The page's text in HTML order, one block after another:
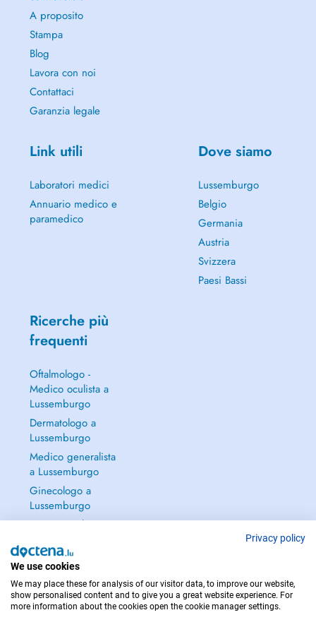
A proposito
Stampa
Blog
Lavora con noi
Contattaci
Garanzia legale
Link utili
Laboratori medici
Annuario medico e
paramedico
Dove siamo
Lussemburgo
Belgio
Germania
Austria
Svizzera
Paesi Bassi
Ricerche più
frequenti
Oftalmologo -
Medico oculista a
Lussemburgo
Dermatologo a
Lussemburgo
Medico generalista
a Lussemburgo
Ginecologo a
Lussemburgo
Continua a leggere
PER LE URGENZE, CONSULTARE : 112
Privacy policy
We use cookies
We may place these for analysis of our visitor data, to improve our website,
show personalised content and to give you a great website experience. For
more information about the cookies open the cookie manager settings.